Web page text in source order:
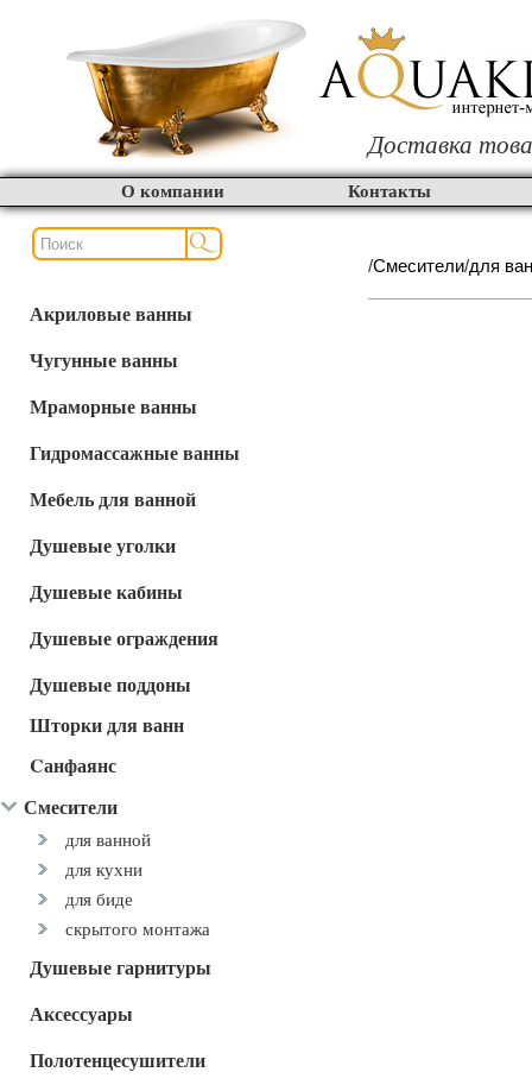
Доставка
О компании Контакты
Акриловые ванны
Чугунные ванны
Мраморные ванны
Гидромассажные ванны
Мебель для ванной
Душевые уголки
Душевые кабины
Душевые ограждения
Душевые поддоны
Шторки для ванн
Cанфаянс
Смесители
для ванной
для кухни
для биде
скрытого монтажа
Душевые гарнитуры
Аксессуары
Полотенцесушители
/Смесители/для